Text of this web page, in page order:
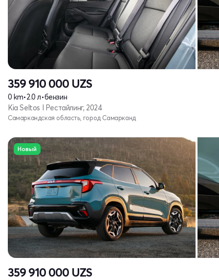
359 910 000 UZS
0 km•2.0 л•бензин
Kia Seltos I Рестайлинг, 2024
Самаркандская область, город Самарканд
Новый
359 910 000 UZS